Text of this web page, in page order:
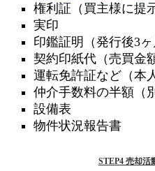
権利証（買主様に提
実印
印鑑証明（発行後3ヶ
契約印紙代（売買金
運転免許証など（本
仲介手数料の半額（
設備表
物件状況報告書
STEP4 売却活